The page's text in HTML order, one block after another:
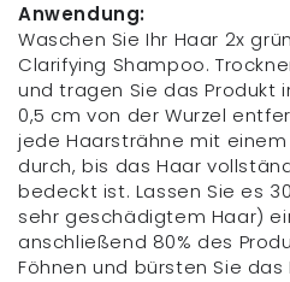
Anwendung:
Waschen Sie Ihr Haar 2x
Clarifying Shampoo.
und tragen Sie das Produkt
0,5 cm von der Wurzel
jede Haarsträhne mit einem
durch, bis das Haar
bedeckt ist. Lassen Sie es
sehr geschädigtem Haar)
anschließend 80% des
Föhnen und bürsten Sie